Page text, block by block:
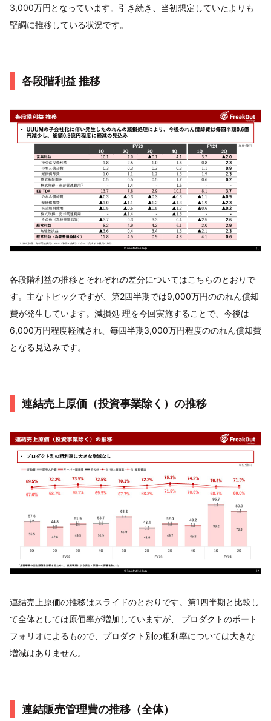
3,000万円となっています。引き続き、当初想定していたよりも
堅調に推移している状況です。
各段階利益 推移
各段階利益の推移とそれぞれの差分についてはこちらのとおりで
す。主なトピックですが、第2四半期では9,000万円ののれん償却
費が発生しています。減損処 理を今回実施することで、今後は
6,000万円程度軽減され、毎四半期3,000万円程度ののれん償却費
となる見込みです。
連結売上原価（投資事業除く）の推移
連結売上原価の推移はスライドのとおりです。第1四半期と比較し
て全体としては原価率が増加していますが、 プロダクトのポート
フォリオによるもので、プロダクト別の粗利率については大きな
増減はありません。
連結販売管理費の推移（全体）